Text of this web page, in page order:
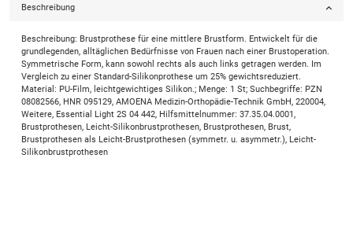
Beschreibung
Beschreibung: Brustprothese für eine mittlere Brustform. Entwickelt für die
grundlegenden, alltäglichen Bedürfnisse von Frauen nach einer Brustoperation.
Symmetrische Form, kann sowohl rechts als auch links getragen werden. Im
Vergleich zu einer Standard-Silikonprothese um 25% gewichtsreduziert.
Material: PU-Film, leichtgewichtiges Silikon.; Menge: 1 St; Suchbegriffe: PZN
08082566, HNR 095129, AMOENA Medizin-Orthopädie-Technik GmbH, 220004,
Weitere, Essential Light 2S 04 442, Hilfsmittelnummer: 37.35.04.0001,
Brustprothesen, Leicht-Silikonbrustprothesen, Brustprothesen, Brust,
Brustprothesen als Leicht-Brustprothesen (symmetr. u. asymmetr.), Leicht-
Silikonbrustprothesen